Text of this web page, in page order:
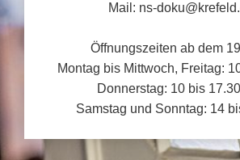
Mail: ns-
Öffnungszeiten ab dem
Montag bis Mittwoch, Freitag:
Donnerstag: 10 bis
Samstag und Sonntag: 14